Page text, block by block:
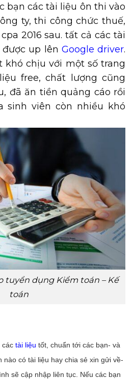
bạn các tài liệu ôn thi vào
ty, thi công chức thuế,
2016 sau. tất cả các tài
up lên Google driver.
khó chịu với một số trang
free, chất lượng cũng
đã ăn tiền quảng cáo rồi
sinh viên còn nhiều khó
tuyển dụng Kiểm toán – Kế
toán
các tài liệu tốt, chuẩn tới các bạn- và
nào có tài liệu hay chia sẻ xin gửi về-
sẽ cập nhập liên tục. Nếu các bạn